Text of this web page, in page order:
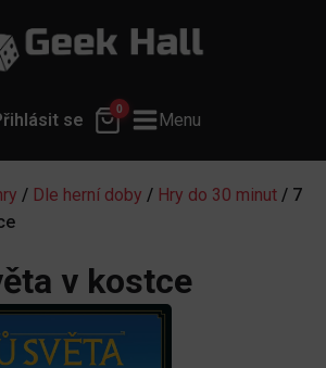
se
0
Menu
/ Dle herní doby / Hry do 30 minut / 7
v kostce